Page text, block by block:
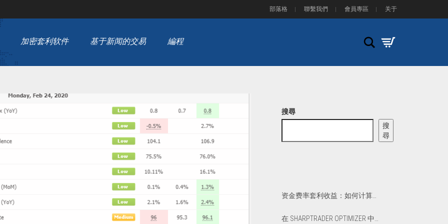
部落格 聯繫我們 會員專區 关于
加密套利软件 基于新闻的交易 編程 Search
搜尋
搜
尋
资金费率套利收益：如何计算净 APR 和盈亏平衡点